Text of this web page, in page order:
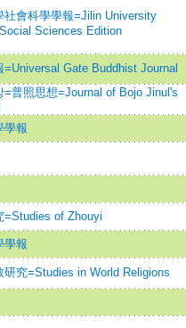
社會科學學報=Jilin University
Sciences Edition
=Universal Gate Buddhist Journal
=普照思想=Journal of Bojo Jinul's
學報
=Studies of Zhouyi
學報
研究=Studies in World Religions